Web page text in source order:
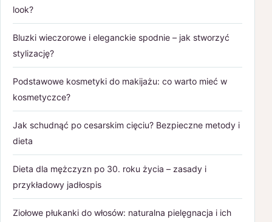
look?
Bluzki wieczorowe i eleganckie spodnie – jak stworzyć
stylizację?
Podstawowe kosmetyki do makijażu: co warto mieć w
kosmetyczce?
Jak schudnąć po cesarskim cięciu? Bezpieczne metody i
dieta
Dieta dla mężczyzn po 30. roku życia – zasady i
przykładowy jadłospis
Ziołowe płukanki do włosów: naturalna pielęgnacja i ich